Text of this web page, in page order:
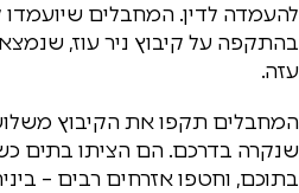
להעמדה לדין. המחבלים שיועמדו
בהתקפה על קיבוץ ניר עוז,
עזה.
המחבלים תקפו את הקיבוץ
שנקרה בדרכם. הם הציתו בתים
בתוכם, וחטפו אזרחים רבים –